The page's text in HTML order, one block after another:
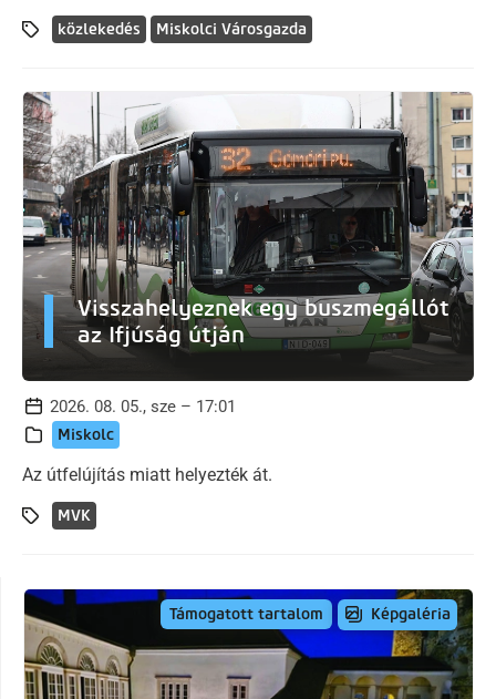
közlekedés Miskolci Városgazda
Visszahelyeznek egy buszmegállót
az Ifjúság útján
2026. 08. 05., sze – 17:01
Miskolc
Az útfelújítás miatt helyezték át.
MVK
Támogatott tartalom Képgaléria